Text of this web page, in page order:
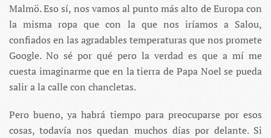
Malmö. Eso sí, nos vamos al punto más alto de Europa con
la misma ropa que con la que nos iríamos a Salou,
confiados en las agradables temperaturas que nos promete
Google. No sé por qué pero la verdad es que a mí me
cuesta imaginarme que en la tierra de Papa Noel se pueda
salir a la calle con chancletas.
Pero bueno, ya habrá tiempo para preocuparse por esos
cosas, todavía nos quedan muchos días por delante. Si